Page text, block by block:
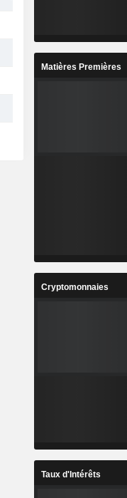
9,5 M 6,5 M
900 k
Matières Premières
Cryptomonnaies
Taux d'Intérêts